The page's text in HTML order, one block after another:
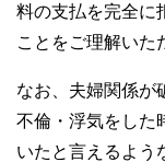
料の支払を完全に
ことをご理解いた
なお、夫婦関係が
不倫・浮気をした
いたと言えるよう